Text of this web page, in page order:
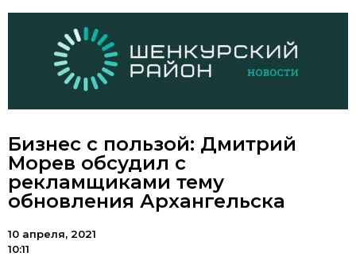
Бизнес с пользой: Дмитрий
Морев обсудил с
рекламщиками тему
обновления Архангельска
10 апреля, 2021
10:11